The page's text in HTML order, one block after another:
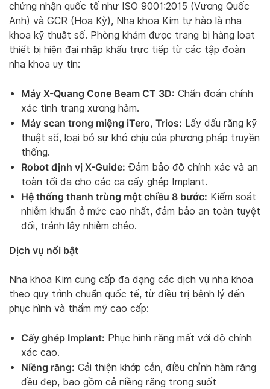
chứng nhận quốc tế như ISO 9001:2015 (Vương Quốc
Anh) và GCR (Hoa Kỳ), Nha khoa Kim tự hào là nha
khoa kỹ thuật số. Phòng khám được trang bị hàng loạt
thiết bị hiện đại nhập khẩu trực tiếp từ các tập đoàn
nha khoa uy tín:
Máy X-Quang Cone Beam CT 3D: Chẩn đoán chính
xác tình trạng xương hàm.
Máy scan trong miệng iTero, Trios: Lấy dấu răng kỹ
thuật số, loại bỏ sự khó chịu của phương pháp truyền
thống.
Robot định vị X-Guide: Đảm bảo độ chính xác và an
toàn tối đa cho các ca cấy ghép Implant.
Hệ thống thanh trùng một chiều 8 bước: Kiểm soát
nhiễm khuẩn ở mức cao nhất, đảm bảo an toàn tuyệt
đối, tránh lây nhiễm chéo.
Dịch vụ nổi bật
Nha khoa Kim cung cấp đa dạng các dịch vụ nha khoa
theo quy trình chuẩn quốc tế, từ điều trị bệnh lý đến
phục hình và thẩm mỹ cao cấp:
Cấy ghép Implant: Phục hình răng mất với độ chính
xác cao.
Niềng răng: Cải thiện khớp cắn, điều chỉnh hàm răng
đều đẹp, bao gồm cả niềng răng trong suốt